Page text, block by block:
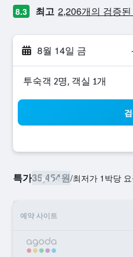
8.3 최고 2,206개의 검증된
8월 14일 금
​투숙객 2​명, ​객실 1개
특가35,454원/최저가 1박당
예약 사이트